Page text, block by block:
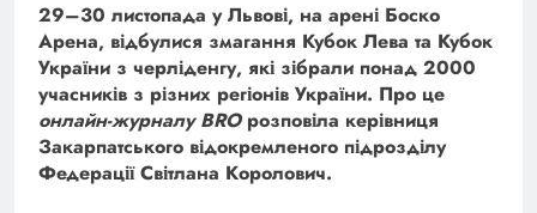
29–30 листопада у Львові, на арені Боско
Арена, відбулися змагання Кубок Лева та Кубок
України з черліденгу, які зібрали понад 2000
учасників з різних регіонів України. Про це
онлайн-журналу BROрозповіла керівниця
Закарпатського відокремленого підрозділу
Федерації Світлана Королович.